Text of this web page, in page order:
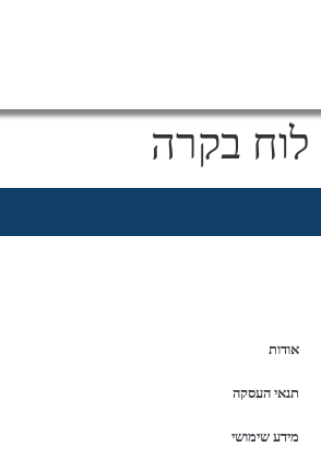
לוח בקרה
אודות
תנאי העסקה
מידע שימושי